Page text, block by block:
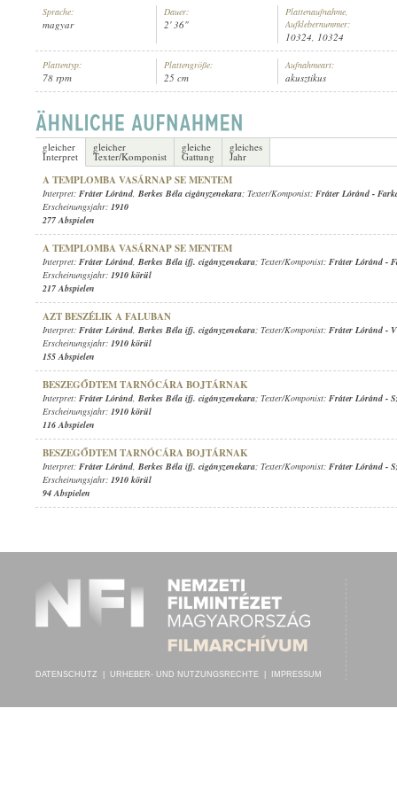
Sprache:
magyar
Dauer:
2' 36"
Plattenaufnahme,
Aufklebernummer:
10324, 10324
Plattentyp:
78 rpm
Plattengröße:
25 cm
Aufnahmeart:
akusztikus
gleicher
Interpret
gleicher
Texter/Komponist
gleiche
Gattung
gleiches
Jahr
A TEMPLOMBA VASÁRNAP SE MENTEM
Interpret: Fráter Lóránd, Berkes Béla cigányzenekara; Texter/Komponist: Fráter Lóránd -
Erscheinungsjahr: 1910
277 Abspielen
A TEMPLOMBA VASÁRNAP SE MENTEM
Interpret: Fráter Lóránd, Berkes Béla ifj. cigányzenekara; Texter/Komponist: Fráter Lóránd -
Erscheinungsjahr: 1910 körül
217 Abspielen
AZT BESZÉLIK A FALUBAN
Interpret: Fráter Lóránd, Berkes Béla ifj. cigányzenekara; Texter/Komponist: Fráter Lóránd -
Erscheinungsjahr: 1910 körül
155 Abspielen
BESZEGŐDTEM TARNÓCÁRA BOJTÁRNAK
Interpret: Fráter Lóránd, Berkes Béla ifj. cigányzenekara; Texter/Komponist: Fráter Lóránd -
Erscheinungsjahr: 1910 körül
116 Abspielen
BESZEGŐDTEM TARNÓCÁRA BOJTÁRNAK
Interpret: Fráter Lóránd, Berkes Béla ifj. cigányzenekara; Texter/Komponist: Fráter Lóránd -
Erscheinungsjahr: 1910 körül
94 Abspielen
DATENSCHUTZ URHEBER- UND NUTZUNGSRECHTE IMPRESSUM